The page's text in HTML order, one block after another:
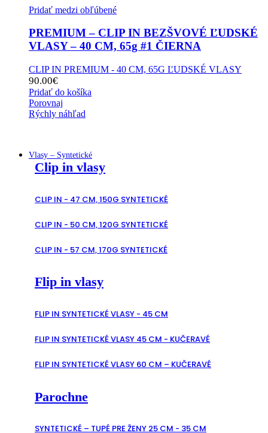
Pridať medzi obľúbené
PREMIUM – CLIP IN BEZŠVOVÉ ĽUDSKÉ
VLASY – 40 CM, 65g #1 ČIERNA
CLIP IN PREMIUM - 40 CM, 65G ĽUDSKÉ VLASY
90.00€
Pridať do košíka
Porovnaj
Rýchly náhľad
Vlasy – Syntetické
Clip in vlasy
CLIP IN - 47 CM, 150G SYNTETICKÉ
CLIP IN - 50 CM, 120G SYNTETICKÉ
CLIP IN - 57 CM, 170G SYNTETICKÉ
Flip in vlasy
FLIP IN SYNTETICKÉ VLASY - 45 CM
FLIP IN SYNTETICKÉ VLASY 45 CM - KUČERAVÉ
FLIP IN SYNTETICKÉ VLASY 60 CM – KUČERAVÉ
Parochne
SYNTETICKÉ – TUPÉ PRE ŽENY 25 CM - 35 CM